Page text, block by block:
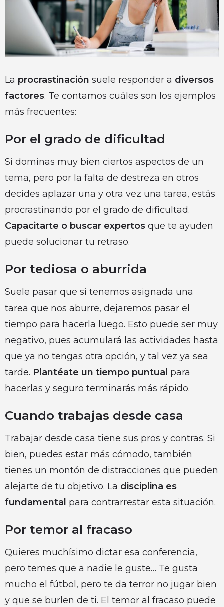
La procrastinación suele responder a diversos
factores. Te contamos cuáles son los ejemplos
más frecuentes:
Por el grado de dificultad
Si dominas muy bien ciertos aspectos de un
tema, pero por la falta de destreza en otros
decides aplazar una y otra vez una tarea, estás
procrastinando por el grado de dificultad.
Capacitarte o buscar expertos que te ayuden
puede solucionar tu retraso.
Por tediosa o aburrida
Suele pasar que si tenemos asignada una
tarea que nos aburre, dejaremos pasar el
tiempo para hacerla luego. Esto puede ser muy
negativo, pues acumulará las actividades hasta
que ya no tengas otra opción, y tal vez ya sea
tarde. Plantéate un tiempo puntual para
hacerlas y seguro terminarás más rápido.
Cuando trabajas desde casa
Trabajar desde casa tiene sus pros y contras. Si
bien, puedes estar más cómodo, también
tienes un montón de distracciones que pueden
alejarte de tu objetivo. La disciplina es
fundamental para contrarrestar esta situación.
Por temor al fracaso
Quieres muchísimo dictar esa conferencia,
pero temes que a nadie le guste… Te gusta
mucho el fútbol, pero te da terror no jugar bien
y que se burlen de ti. El temor al fracaso puede